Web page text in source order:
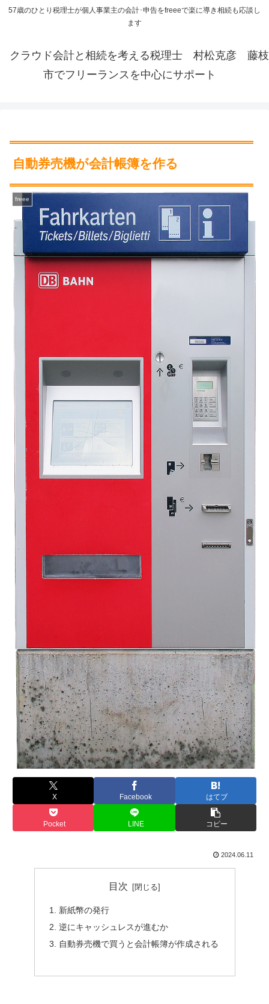
57歳のひとり税理士が個人事業主の会計･申告をfreeeで楽に導き相続も応談し
ます
クラウド会計と相続を考える税理士 村松克彦 藤枝
市でフリーランスを中心にサポート
自動券売機が会計帳簿を作る
freee
X Facebook はてブ
Pocket LINE コピー
2024.06.11
目次
新紙幣の発行
逆にキャッシュレスが進むか
自動券売機で買うと会計帳簿が作成される